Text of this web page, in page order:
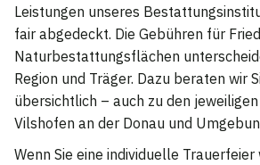
Leistungen unseres
fair abgedeckt. Die Gebühren für
Naturbestattungsflächen
Region und Träger. Dazu beraten wir
übersichtlich – auch zu den
Vilshofen an der Donau und
Wenn Sie eine individuelle Trauerfeier